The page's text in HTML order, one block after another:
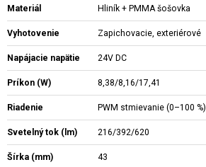
Materiál Hliník + PMMA šošovka
Vyhotovenie Zapichovacie, exteriérové
Napájacie napätie 24V DC
Príkon (W) 8,38/8,16/17,41
Riadenie PWM stmievanie (0–100 %)
Svetelný tok (lm) 216/392/620
Šírka (mm) 43